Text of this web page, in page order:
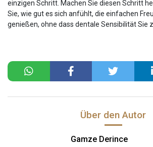
einzigen Schritt. Machen Sie diesen Schritt
Sie, wie gut es sich anfühlt, die einfachen
genießen, ohne dass dentale Sensibilität Sie
Über den Autor
Gamze Derince